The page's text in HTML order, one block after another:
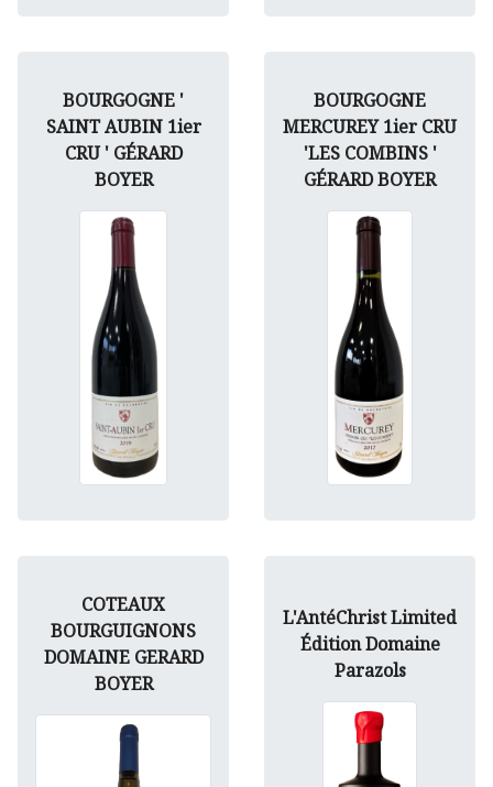
BOURGOGNE '
SAINT AUBIN 1ier
CRU ' GÉRARD
BOYER
BOURGOGNE
MERCUREY 1ier CRU
'LES COMBINS '
GÉRARD BOYER
COTEAUX
BOURGUIGNONS
DOMAINE GERARD
BOYER
L'AntéChrist Limited
Édition Domaine
Parazols